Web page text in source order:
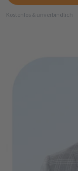
Kostenlos & unverbindlich